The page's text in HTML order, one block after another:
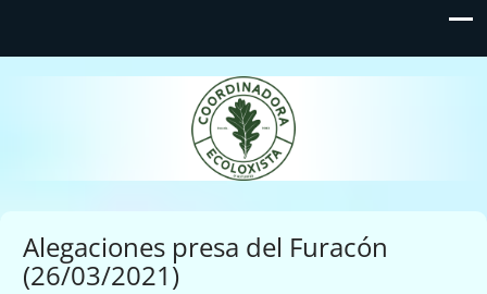
Coordinadora Ecoloxista
d'Asturies
Alegaciones presa del Furacón
(26/03/2021)